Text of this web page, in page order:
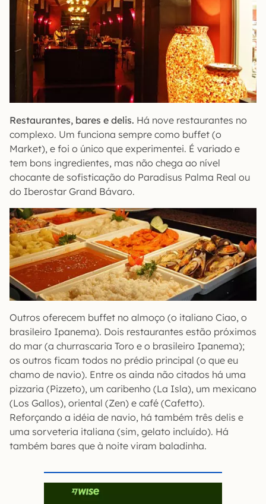
Restaurantes, bares e delis. Há nove restaurantes no
complexo. Um funciona sempre como buffet (o
Market), e foi o único que experimentei. É variado e
tem bons ingredientes, mas não chega ao nível
chocante de sofisticação do Paradisus Palma Real ou
do Iberostar Grand Bávaro.
Outros oferecem buffet no almoço (o italiano Ciao, o
brasileiro Ipanema). Dois restaurantes estão próximos
do mar (a churrascaria Toro e o brasileiro Ipanema);
os outros ficam todos no prédio principal (o que eu
chamo de navio). Entre os ainda não citados há uma
pizzaria (Pizzeto), um caribenho (La Isla), um mexicano
(Los Gallos), oriental (Zen) e café (Cafetto).
Reforçando a idéia de navio, há também três delis e
uma sorveteria italiana (sim, gelato incluído). Há
também bares que à noite viram baladinha.